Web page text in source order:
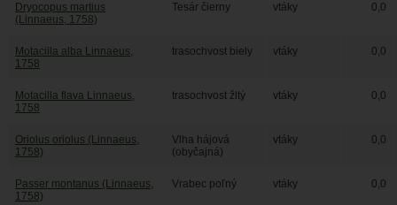
Dryocopus martius
(Linnaeus, 1758)
Tesár čierny vtáky 0,0
Motacilla alba Linnaeus,
1758
trasochvost biely vtáky 0,0
Motacilla flava Linnaeus,
1758
trasochvost žltý vtáky 0,0
Oriolus oriolus (Linnaeus,
1758)
Vlha hájová
(obyčajná)
vtáky 0,0
Passer montanus (Linnaeus,
1758)
Vrabec poľný vtáky 0,0